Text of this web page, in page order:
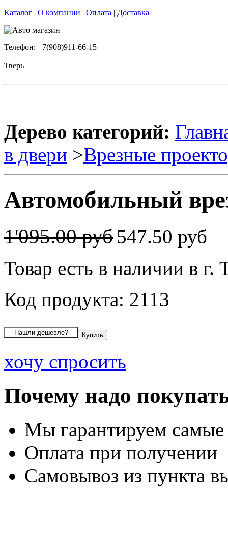
Каталог | О компании | Оплата | Доставка
Телефон: +7(908)911-66-15
Тверь
Дерево категорий:
в двери >Врезные
Автомобильный
1'095.00 руб 547.50 руб
Товар есть в наличии в г.
Код продукта: 2113
хочу спросить
Почему надо
Мы гарантируем
Оплата при получении
Самовывоз из пункта